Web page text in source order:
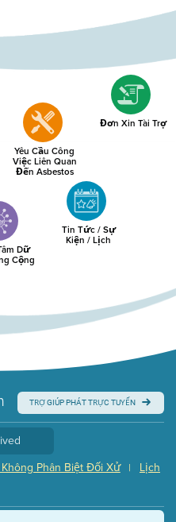
Yêu Cầu Công
Việc Liên Quan
Đến Asbestos
Đơn Xin Tài Trợ
Dữ
Cộng
Tin Tức / Sự
Kiện / Lịch
TRỢ GIÚP PHÁT TRỰC TUYẾN
Lịch
|
Phân Biệt Đối Xử